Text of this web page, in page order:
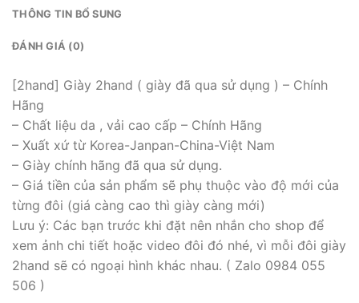
THÔNG TIN BỔ SUNG
ĐÁNH GIÁ (0)
[2hand] Giày 2hand ( giày đã qua sử dụng ) – Chính
Hãng
– Chất liệu da , vải cao cấp – Chính Hãng
– Xuất xứ từ Korea-Janpan-China-Việt Nam
– Giày chính hãng đã qua sử dụng.
– Giá tiền của sản phẩm sẽ phụ thuộc vào độ mới của
từng đôi (giá càng cao thì giày càng mới)
Lưu ý: Các bạn trước khi đặt nên nhắn cho shop để
xem ảnh chi tiết hoặc video đôi đó nhé, vì mỗi đôi giày
2hand sẽ có ngoại hình khác nhau. ( Zalo 0984 055
506 )